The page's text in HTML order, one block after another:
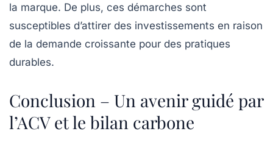
la marque. De plus, ces démarches sont
susceptibles d’attirer des investissements en raison
de la demande croissante pour des pratiques
durables.
Conclusion – Un avenir guidé par
l’ACV et le bilan carbone